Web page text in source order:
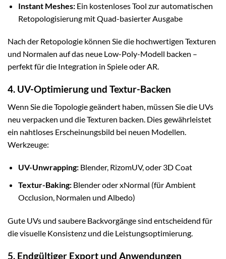
Instant Meshes:Ein kostenloses Tool zur automatischen
Retopologisierung mit Quad-basierter Ausgabe
Nach der Retopologie können Sie die hochwertigen Texturen
und Normalen auf das neue Low-Poly-Modell backen –
perfekt für die Integration in Spiele oder AR.
4. UV-Optimierung und Textur-Backen
Wenn Sie die Topologie geändert haben, müssen Sie die UVs
neu verpacken und die Texturen backen. Dies gewährleistet
ein nahtloses Erscheinungsbild bei neuen Modellen.
Werkzeuge:
UV-Unwrapping:Blender, RizomUV, oder 3D Coat
Textur-Baking:Blender oder xNormal (für Ambient
Occlusion, Normalen und Albedo)
Gute UVs und saubere Backvorgänge sind entscheidend für
die visuelle Konsistenz und die Leistungsoptimierung.
5. Endgültiger Export und Anwendungen